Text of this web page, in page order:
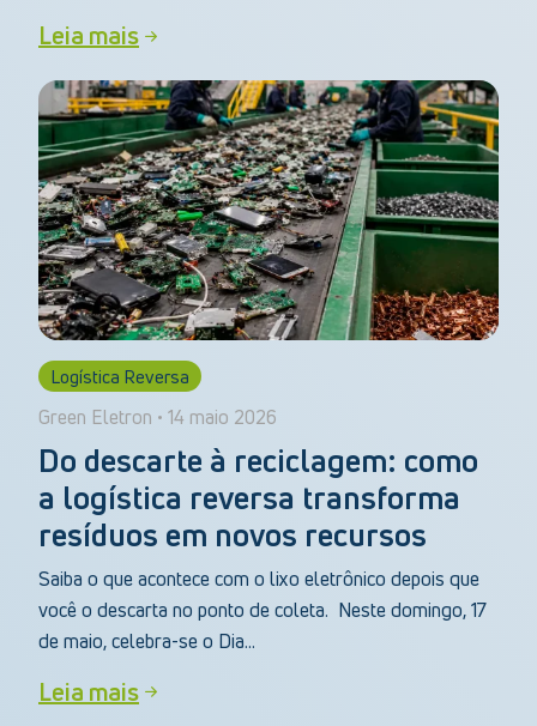
Leia mais
Logística Reversa
Green Eletron • 14 maio 2026
Do descarte à reciclagem: como
a logística reversa transforma
resíduos em novos recursos
Saiba o que acontece com o lixo eletrônico depois que
você o descarta no ponto de coleta. Neste domingo, 17
de maio, celebra-se o Dia...
Leia mais